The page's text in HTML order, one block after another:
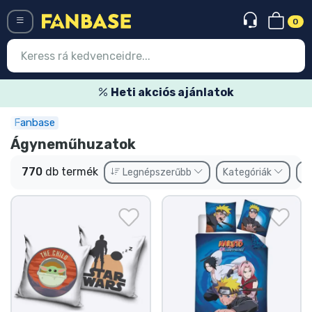
0
Heti akciós ajánlatok
Fanbase
Ágyneműhuzatok
770 db termék Legnépszerűbb Kategóriák
Legújabb cuccok
Akciós ajánlatok
Express szállítás
Előrendelhető cuccok
Outlet cuccok